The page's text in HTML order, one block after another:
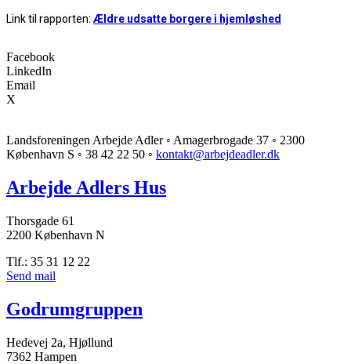
Link til rapporten:Ældre udsatte borgere i hjemløshed
Facebook
LinkedIn
Email
X
Landsforeningen Arbejde Adler ◦ Amagerbrogade 37 ◦ 2300
København S ◦ 38 42 22 50 ◦ kontakt@arbejdeadler.dk
Arbejde Adlers Hus
Thorsgade 61
2200 København N
Tlf.: 35 31 12 22
Send mail
Godrumgruppen
Hedevej 2a, Hjøllund
7362 Hampen